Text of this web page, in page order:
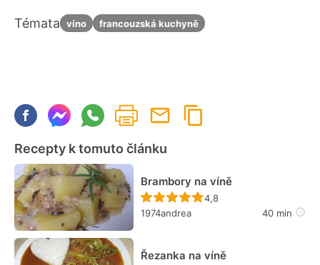
Témata víno francouzská kuchyně
Recepty k tomuto článku
Brambory na víně
Recept ještě nebyl
4,8
1974andrea
40 min
Řezanka na víně